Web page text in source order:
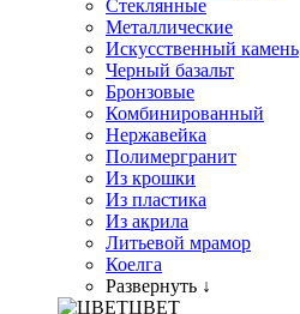
Стеклянные
Металлические
Искусственный камень
Черный базальт
Бронзовые
Комбинированный
Нержавейка
Полимергранит
Из крошки
Из пластика
Из акрила
Литьевой мрамор
Коелга
Развернуть ↓
ЦВЕТ